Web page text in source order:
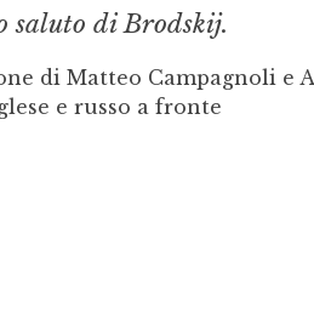
saluto di Brodskij.
di Matteo Campagnoli e
e russo a fronte